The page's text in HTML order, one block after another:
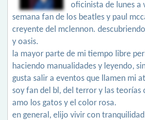
oficinista de lunes a
semana fan de los beatles y paul
creyente del mclennon.
y oasis.
la mayor parte de mi tiempo libre
haciendo manualidades y leyendo,
gusta salir a eventos que llamen mi
soy fan del bl, del terror y las teorías
amo los gatos y el color rosa.
en general, elijo vivir con